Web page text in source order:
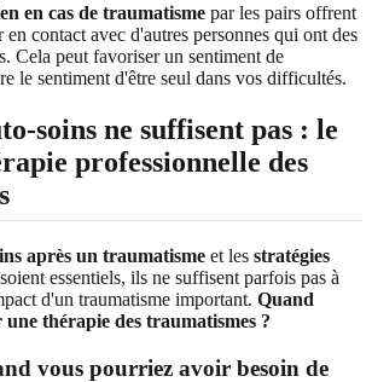
en cas de traumatisme par les pairs offrent
en contact avec d'autres personnes qui ont des
Cela peut favoriser un sentiment de
le sentiment d'être seul dans vos difficultés.
soins ne suffisent pas : le
professionnelle des
après un traumatisme et les stratégies
essentiels, ils ne suffisent parfois pas à
d'un traumatisme important. Quand
thérapie des traumatismes ?
vous pourriez avoir besoin de